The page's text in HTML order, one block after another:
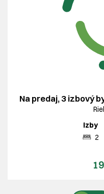
Na predaj, 3 izbový
Izby
2